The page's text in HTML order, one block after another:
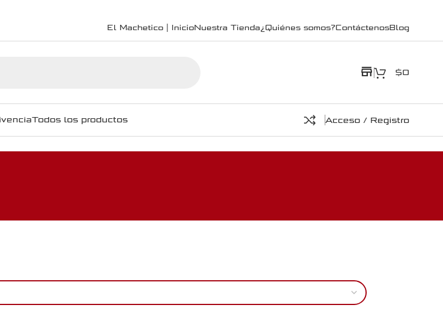
El Machetico | InicioNuestra Tienda¿Quiénes somos?ContáctenosBlog
store $0
Todos los productos Acceso / Registro